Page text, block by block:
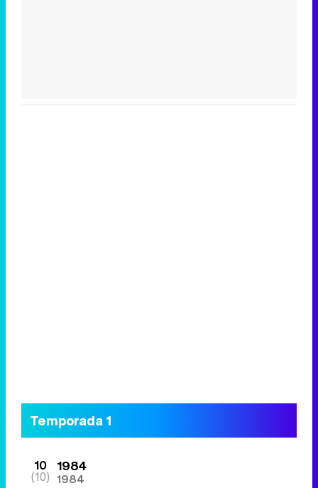
Temporada 1
10
(10)
1984
1984